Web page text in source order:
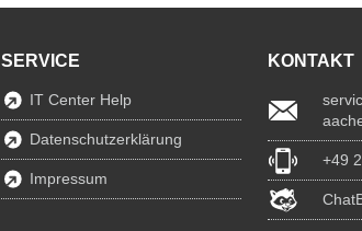
SERVICE
IT Center Help
Datenschutzerklärung
Impressum
KONTAKT
+49